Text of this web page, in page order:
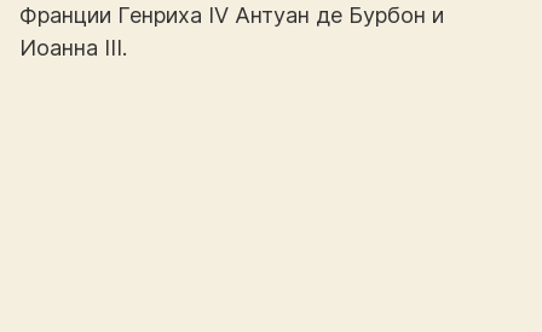
Франции Генриха IV Антуан де Бурбон и
Иоанна III.